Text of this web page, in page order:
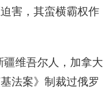
害，其蛮横霸权作
维吾尔人，加拿大
法案》制裁过俄罗